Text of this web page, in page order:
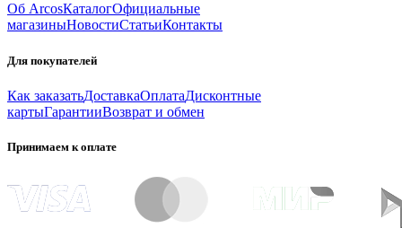
Об ArcosКаталогОфициальные
магазиныНовостиСтатьиКонтакты
Для покупателей
Как заказатьДоставкаОплатаДисконтные
картыГарантииВозврат и обмен
Принимаем к оплате